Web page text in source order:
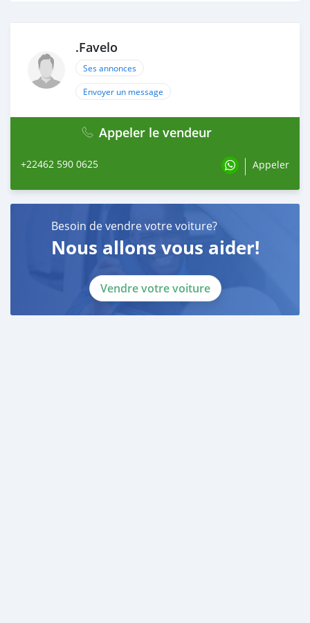
.Favelo
Ses annonces
Envoyer un message
Appeler le vendeur
+22462 590 0625 Appeler
Besoin de vendre votre voiture?
Nous allons vous aider!
Vendre votre voiture